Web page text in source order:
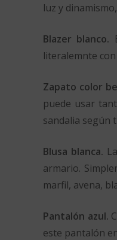
luz y
Blazer blanco.
literalemnte
Zapato color
puede usar
sandalia según
Blusa blanca.
armario.
marfil, avena,
Pantalón azul.
este pantalón